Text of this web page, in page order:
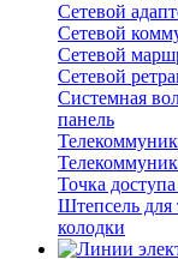
Сетевой
Сетевой
Сетевой
Сетевой
Системная
панель
Точка
Штепсель
колодки